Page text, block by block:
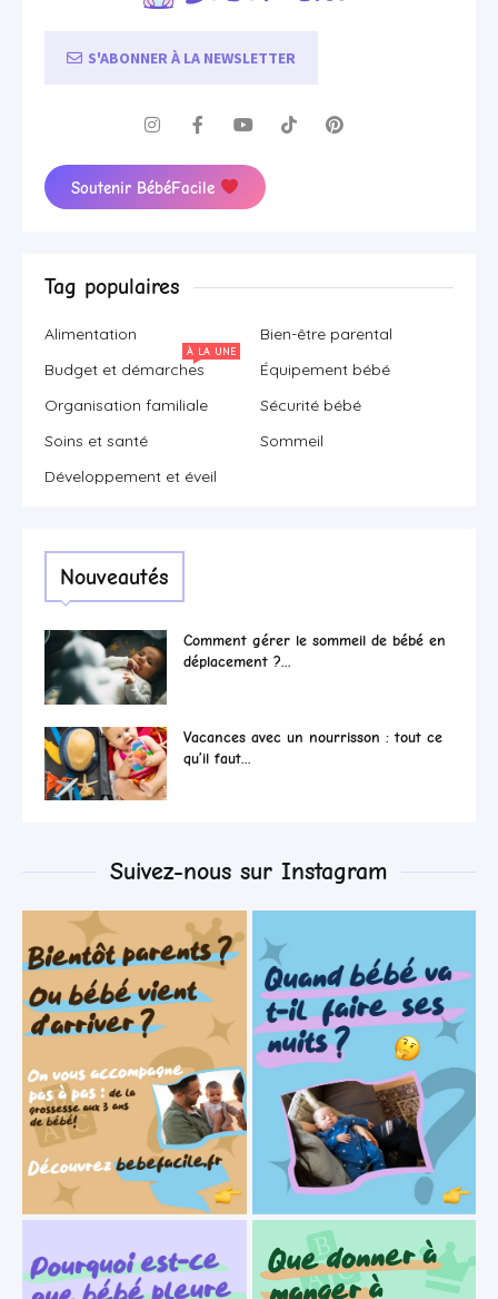
S'ABONNER À LA NEWSLETTER
Soutenir BébéFacile
Tag populaires
Alimentation
Bien-être parental
Budget et démarches
À LA UNE
Équipement bébé
Organisation familiale
Sécurité bébé
Soins et santé
Sommeil
Développement et éveil
Nouveautés
Comment gérer le sommeil de bébé en
déplacement ?...
Vacances avec un nourrisson : tout ce
qu’il faut...
Suivez-nous sur Instagram